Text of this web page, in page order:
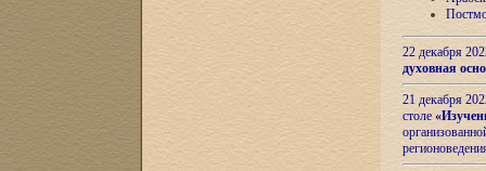
22 декабря
духовная
21 декабря
столе